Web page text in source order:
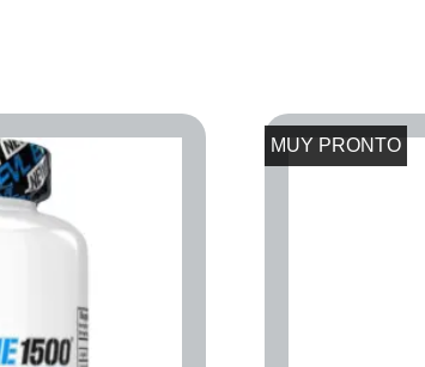
MUY PRONTO